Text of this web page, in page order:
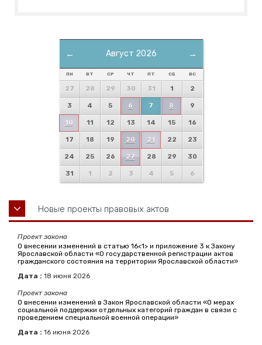
← →
Август 2026
ПН ВТ СР ЧТ ПТ СБ ВС
27 28 29 30 31 1 2
3 4 5 6 7 8 9
10 11 12 13 14 15 16
17 18 19 20 21 22 23
24 25 26 27 28 29 30
31 1 2 3 4 5 6
Новые проекты правовых актов
Проект закона
О внесении изменений в статью 16<1> и приложение 3 к Закону
Ярославской области «О государственной регистрации актов
гражданского состояния на территории Ярославской области»
Дата : 18 июня 2026
Проект закона
О внесении изменений в Закон Ярославской области «О мерах
социальной поддержки отдельных категорий граждан в связи с
проведением специальной военной операции»
Дата : 16 июня 2026